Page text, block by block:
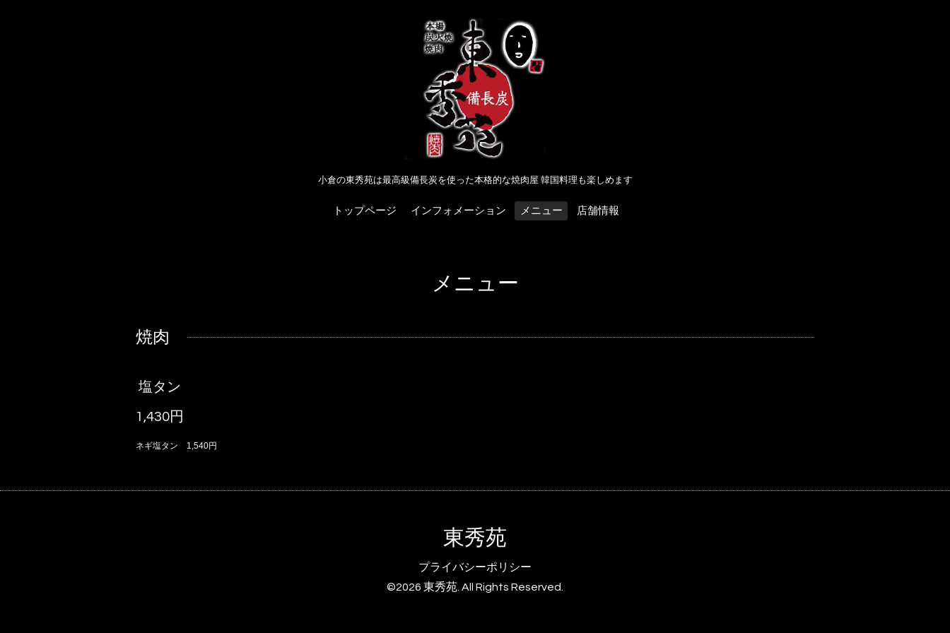
小倉の東秀苑は最高級備長炭を使った本格的な焼肉屋 韓国料理も楽しめます
トップページ インフォメーション メニュー 店舗情報
メニュー
焼肉
塩タン
1,430円
ネギ塩タン 1,540円
東秀苑
プライバシーポリシー
©2026 東秀苑 . All Rights Reserved.